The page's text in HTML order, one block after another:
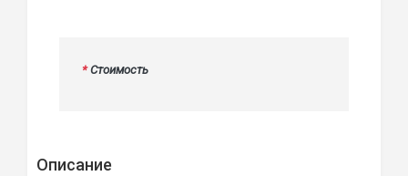
*Стоимость
Описание